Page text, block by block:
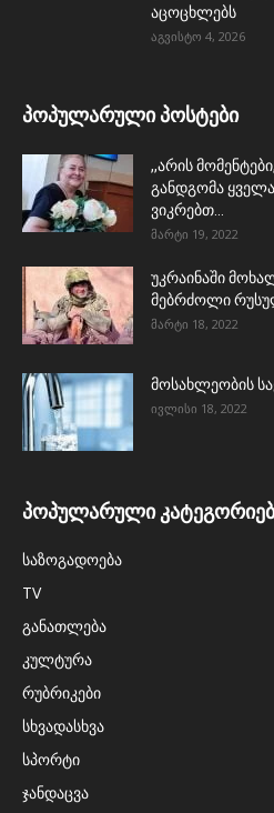
აცოცხლებს
აგვისტო 4, 2026
პოპულარული პოსტები
,,არის
განდგომა
ვიკრებთ...
მარტი 19, 2022
უკრაინაში
მებრძოლი
მარტი 18, 2022
მოსახლეობის
ივლისი 18, 2022
პოპულარული
საზოგადოება
TV
განათლება
კულტურა
რუბრიკები
სხვადასხვა
სპორტი
ჯანდაცვა